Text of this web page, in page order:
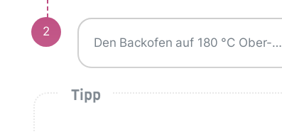
2
Den Backofen auf 180 °C Ober-…
Tipp